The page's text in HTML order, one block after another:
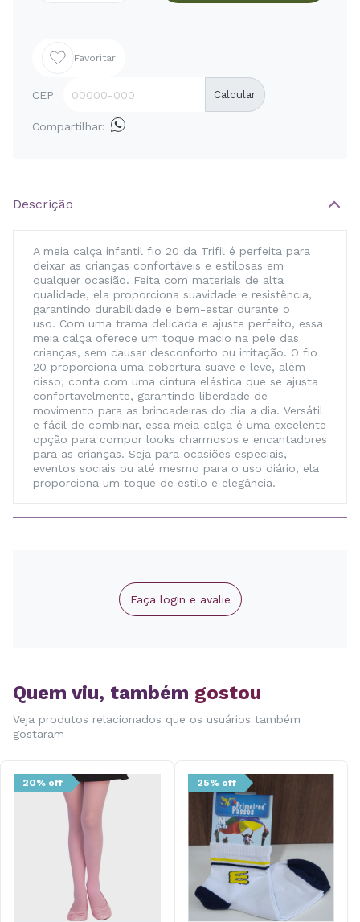
Favoritar
CEP Calcular
Compartilhar:
Descrição
A meia calça infantil fio 20 da Trifil é perfeita para
deixar as crianças confortáveis e estilosas em
qualquer ocasião. Feita com materiais de alta
qualidade, ela proporciona suavidade e resistência,
garantindo durabilidade e bem-estar durante o
uso. Com uma trama delicada e ajuste perfeito, essa
meia calça oferece um toque macio na pele das
crianças, sem causar desconforto ou irritação. O fio
20 proporciona uma cobertura suave e leve, além
disso, conta com uma cintura elástica que se ajusta
confortavelmente, garantindo liberdade de
movimento para as brincadeiras do dia a dia. Versátil
e fácil de combinar, essa meia calça é uma excelente
opção para compor looks charmosos e encantadores
para as crianças. Seja para ocasiões especiais,
eventos sociais ou até mesmo para o uso diário, ela
proporciona um toque de estilo e elegância.
Faça login e avalie
Quem viu, também gostou
Veja produtos relacionados que os usuários também
gostaram
20% off 25% off